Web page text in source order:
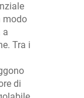
modo
a
Tra i
di